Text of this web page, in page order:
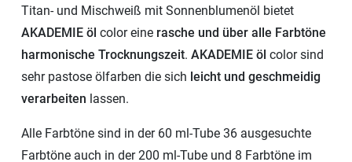
Titan- und Mischweiß mit Sonnenblumenöl bietet
AKADEMIE öl color eine rasche und über alle Farbtöne
harmonische Trocknungszeit. AKADEMIE öl color sind
sehr pastose ölfarben die sich leicht und geschmeidig
verarbeiten lassen.
Alle Farbtöne sind in der 60 ml-Tube 36 ausgesuchte
Farbtöne auch in der 200 ml-Tube und 8 Farbtöne im